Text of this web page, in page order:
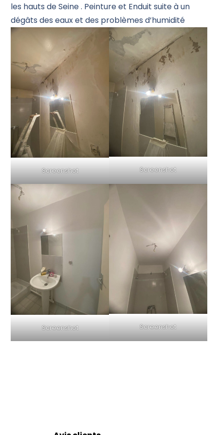
les hauts de Seine . Peinture et Enduit suite à un
dégâts des eaux et des problèmes d’humidité
Screenshot Screenshot
Screenshot Screenshot